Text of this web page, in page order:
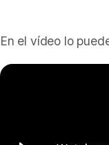
En el vídeo lo